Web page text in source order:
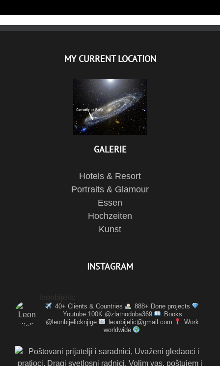
MY CURRENT LOCATION
GALERIE
Hotels & Resort
Portraits & Glamour
Essen
Hochzeiten
Kunst
INSTAGRAM
40+ Clients & Countries
888+ Done projects
Youtube 100K @zlatnodoba369
Books
@leonbijelicknjige
leonbijelic@gmail.com
Work
worldwide